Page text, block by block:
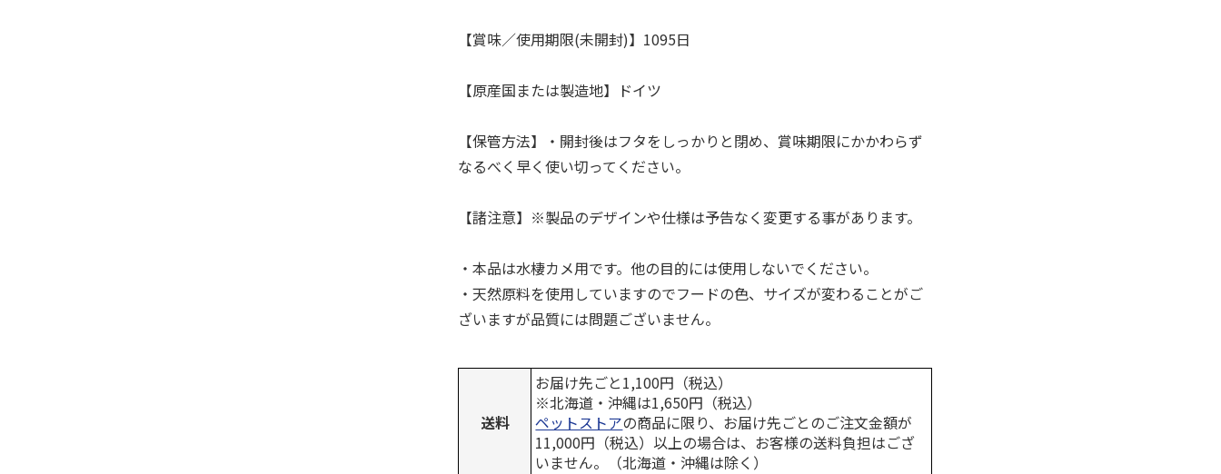
【賞味／使用期限(未開封)】1095日
【原産国または製造地】ドイツ
【保管方法】・開封後はフタをしっかりと閉め、賞味期限にかかわらず
なるべく早く使い切ってください。
【諸注意】※製品のデザインや仕様は予告なく変更する事があります。
・本品は水棲カメ用です。他の目的には使用しないでください。
・天然原料を使用していますのでフードの色、サイズが変わることがご
ざいますが品質には問題ございません。
送料
お届け先ごと1,100円（税込）
※北海道・沖縄は1,650円（税込）
ペットストアの商品に限り、お届け先ごとのご注文金額が
11,000円（税込）以上の場合は、お客様の送料負担はござ
いません。（北海道・沖縄は除く）